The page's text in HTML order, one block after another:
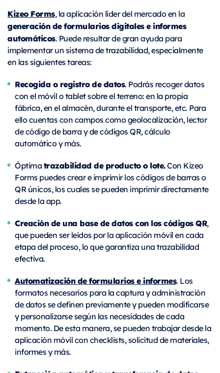
Kizeo Forms, la aplicación líder del mercado en la
generación de formularios digitales e informes
automáticos. Puede resultar de gran ayuda para
implementar un sistema de trazabilidad, especialmente
en las siguientes tareas:
Recogida o registro de datos. Podrás recoger datos
con el móvil o tablet sobre el terreno: en la propia
fábrica, en el almacén, durante el transporte, etc. Para
ello cuentas con campos como geolocalización, lector
de código de barra y de códigos QR, cálculo
automático y más.
Óptimatrazabilidad de producto o lote.Con Kizeo
Forms puedes crear e imprimir los códigos de barras o
QR únicos, los cuales se pueden imprimir directamente
desde la app.
Creación de una base de datos con los códigos QR,
que pueden ser leídos por la aplicación móvil en cada
etapa del proceso, lo que garantiza una trazabilidad
efectiva.
Automatización de formularios e informes. Los
formatos necesarios para la captura y administración
de datos se definen previamente y pueden modificarse
y personalizarse según las necesidades de cada
momento. De esta manera, se pueden trabajar desde la
aplicación móvil con checklists, solicitud de materiales,
informes y más.